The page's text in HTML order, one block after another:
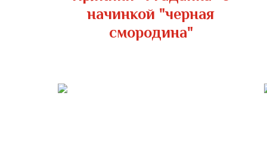
начинкой "черная
смородина"